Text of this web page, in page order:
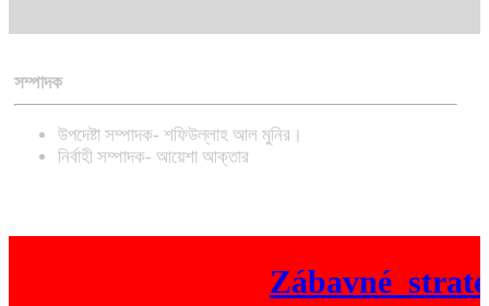
সম্পাদক
উপদেষ্টা সম্পাদক- শফিউল্লাহ আল মুনির।
নির্বাহী সম্পাদক- আয়েশা আক্তার